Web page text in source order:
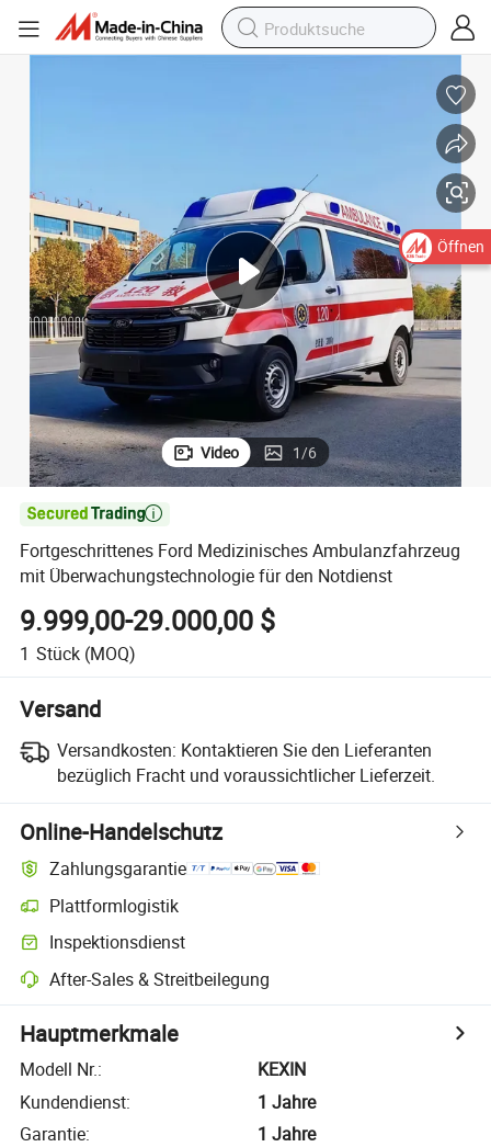
Video 1/6

Fortgeschrittenes Ford Medizinisches Ambulanzfahrzeug
mit Überwachungstechnologie für den Notdienst
9.999,00-29.000,00 $
1 Stück (MOQ)
Versand
Versandkosten: Kontaktieren Sie den Lieferanten
bezüglich Fracht und voraussichtlicher Lieferzeit.
Online-Handelschutz
Zahlungsgarantie
Plattformlogistik
Inspektionsdienst
After-Sales & Streitbeilegung
Hauptmerkmale
Modell Nr.:
KEXIN
Kundendienst:
1 Jahre
Garantie:
1 Jahre
Öffnen